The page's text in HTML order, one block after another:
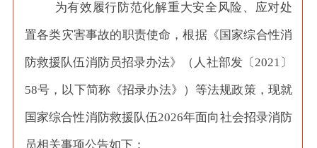
为有效履行防范化解重大安全风险、应对处
置各类灾害事故的职责使命，根据《国家综合性消
防救援队伍消防员招录办法》（人社部发〔 2021〕
58号，以下简称《招录办法》）等法规政策，现就
国家综合性消防救援队伍2026年面向社会招录消防
员相关事项公告如下：